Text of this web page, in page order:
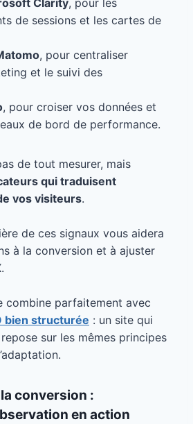
Clarity, pour les
de sessions et les cartes de
, pour centraliser
et le suivi des
, pour croiser vos données et
de bord de performance.
de tout mesurer, mais
qui traduisent
vos visiteurs.
de ces signaux vous aidera
à la conversion et à ajuster
combine parfaitement avec
bien structurée : un site qui
sur les mêmes principes
conversion :
en action